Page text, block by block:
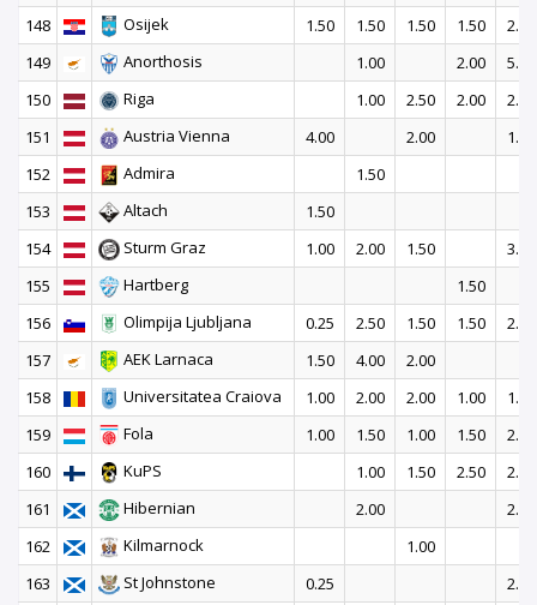
148
Osijek 1.50 1.50 1.50 1.50
2.00
149
Anorthosis 1.00 2.00
5.00
150
Riga 1.00 2.50 2.00
2.50
151
Austria Vienna 4.00 2.00
1.50
152
Admira
1.50
153
Altach
1.50
154
Sturm Graz 1.00 2.00 1.50
3.00
155
Hartberg
1.50
156
Olimpija Ljubljana 0.25 2.50 1.50 1.50
2.00
157
AEK Larnaca 1.50 4.00
2.00
158
Universitatea Craiova 1.00 2.00 2.00 1.00
1.50
159
Fola 1.00 1.50 1.00 1.50
2.50
160
KuPS 1.00 1.50 2.50
2.50
161
Hibernian 2.00
2.00
162
Kilmarnock
1.00
163
St Johnstone 0.25
2.50